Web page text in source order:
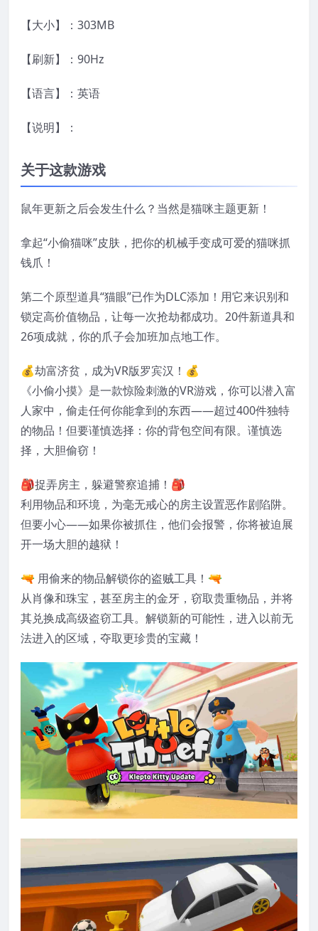
【大小】：303MB
【刷新】：90Hz
【语言】：英语
【说明】：
关于这款游戏
鼠年更新之后会发生什么？当然是猫咪主题更新！
拿起“小偷猫咪”皮肤，把你的机械手变成可爱的猫咪抓
钱爪！
第二个原型道具“猫眼”已作为DLC添加！用它来识别和
锁定高价值物品，让每一次抢劫都成功。20件新道具和
26项成就，你的爪子会加班加点地工作。
💰劫富济贫，成为VR版罗宾汉！💰
《小偷小摸》是一款惊险刺激的VR游戏，你可以潜入富
人家中，偷走任何你能拿到的东西——超过400件独特
的物品！但要谨慎选择：你的背包空间有限。谨慎选
择，大胆偷窃！
🎒捉弄房主，躲避警察追捕！🎒
利用物品和环境，为毫无戒心的房主设置恶作剧陷阱。
但要小心——如果你被抓住，他们会报警，你将被迫展
开一场大胆的越狱！
🔫 用偷来的物品解锁你的盗贼工具！🔫
从肖像和珠宝，甚至房主的金牙，窃取贵重物品，并将
其兑换成高级盗窃工具。解锁新的可能性，进入以前无
法进入的区域，夺取更珍贵的宝藏！